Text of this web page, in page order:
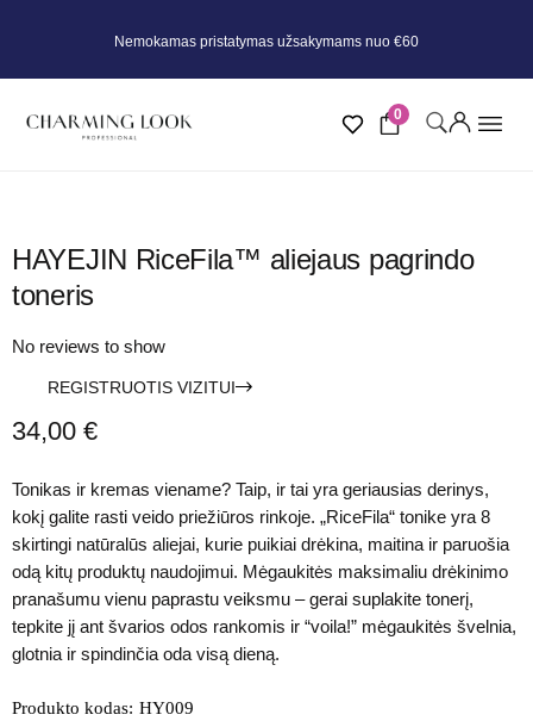
Nemokamas pristatymas užsakymams nuo €60
0
HAYEJIN RiceFila™ aliejaus pagrindo
toneris
No reviews to show
REGISTRUOTIS VIZITUI
34,00 €
Tonikas ir kremas viename? Taip, ir tai yra geriausias derinys,
kokį galite rasti veido priežiūros rinkoje. „RiceFila“ tonike yra 8
skirtingi natūralūs aliejai, kurie puikiai drėkina, maitina ir paruošia
odą kitų produktų naudojimui. Mėgaukitės maksimaliu drėkinimo
pranašumu vienu paprastu veiksmu – gerai suplakite tonerį,
tepkite jį ant švarios odos rankomis ir “voila!” mėgaukitės švelnia,
glotnia ir spindinčia oda visą dieną.
Produkto kodas: HY009